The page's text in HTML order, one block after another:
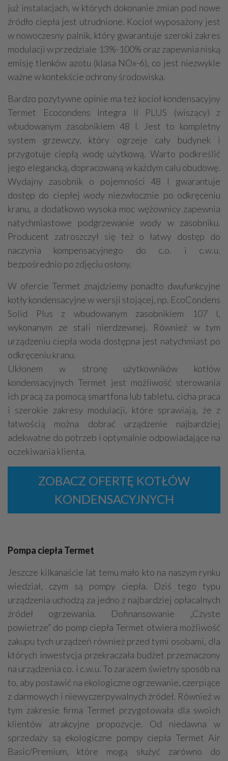
już instalacjach, w których dokonanie zmian pod nowe
źródło ciepła jest utrudnione. Kocioł wyposażony jest
w nowoczesny palnik, który gwarantuje szeroki zakres
modulacji w przedziale 13%-100% oraz zapewnia niską
emisję tlenków azotu (klasa NOx-6), co jest niezwykle
ważne w kontekście ochrony środowiska.
Bardzo pozytywne opinie ma też kocioł kondensacyjny
Termet Ecocondens Integra II PLUS (wiszący) z
wbudowanym zasobnikiem 48 l. Jest to kompletny
system grzewczy, który ogrzeje cały budynek i
przygotuje ciepłą wodę użytkową. Warto podkreślić
jego elegancką, dopracowaną w każdym calu obudowę.
Wydajny zasobnik o pojemności 48 l gwarantuje
dostęp do ciepłej wody niezwłocznie po odkręceniu
kranu, a dodatkowo wysoka moc wężownicy zapewnia
natychmiastowe podgrzewanie wody w zasobniku.
Producent zatroszczył się też o łatwy dostęp do
naczynia kompensacyjnego do c.o. i c.w.u.
bezpośrednio po zdjęciu osłony.
W ofercie Termet znajdziemy ponadto dwufunkcyjne
kotły kondensacyjne w wersji stojącej, np. EcoCondens
Solid Plus z wbudowanym zasobnikiem 107 l,
wykonanym ze stali nierdzewnej. Również w tym
urządzeniu ciepła woda dostępna jest natychmiast po
odkręceniu kranu.
Ukłonem w stronę użytkowników kotłów
kondensacyjnych Termet jest możliwość sterowania
ich pracą za pomocą smartfona lub tabletu, cicha praca
i szerokie zakresy modulacji, które sprawiają, że z
łatwością można dobrać urządzenie najbardziej
adekwatne do potrzeb i optymalnie odpowiadające na
oczekiwania klienta.
ZOBACZ OFERTĘ KOTŁÓW
KONDENSACYJNYCH
Pompa ciepła Termet
Jeszcze kilkanaście lat temu mało kto na naszym rynku
wiedział, czym są pompy ciepła. Dziś tego typu
urządzenia uchodzą za jedno z najbardziej opłacalnych
źródeł ogrzewania. Dofinansowanie „Czyste
powietrze” do pomp ciepła Termet otwiera możliwość
zakupu tych urządzeń również przed tymi osobami, dla
których inwestycja przekraczała budżet przeznaczony
na urządzenia co. i c.w.u. To zarazem świetny sposób na
to, aby postawić na ekologiczne ogrzewanie, czerpiące
z darmowych i niewyczerpywalnych źródeł. Również w
tym zakresie firma Termet przygotowała dla swoich
klientów atrakcyjne propozycje. Od niedawna w
sprzedaży są ekologiczne pompy ciepła Termet Air
Basic/Premium, które mogą służyć zarówno do